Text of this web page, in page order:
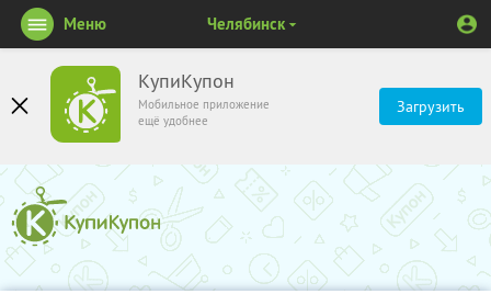
КупиКупон
Мобильное приложение
ещё удобнее
Загрузить
Меню Челябинск